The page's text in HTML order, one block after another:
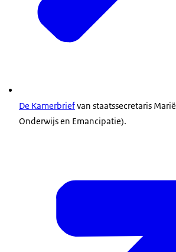
De Kamerbriefvan staatssecretaris
Onderwijs en Emancipatie).